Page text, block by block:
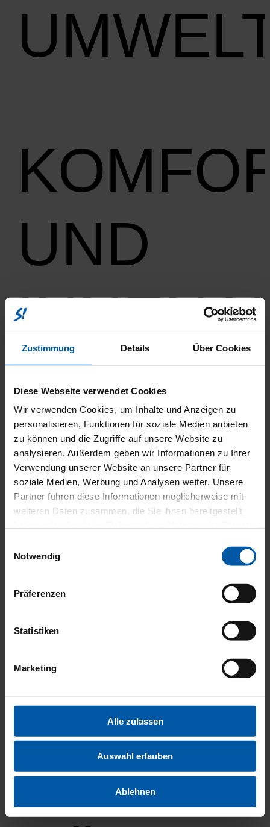
Zustimmung Details Über Cookies
Diese Webseite verwendet Cookies
Wir verwenden Cookies, um Inhalte und Anzeigen zu
personalisieren, Funktionen für soziale Medien anbieten
zu können und die Zugriffe auf unsere Website zu
analysieren. Außerdem geben wir Informationen zu Ihrer
Verwendung unserer Website an unsere Partner für
soziale Medien, Werbung und Analysen weiter. Unsere
Partner führen diese Informationen möglicherweise mit
weiteren Daten zusammen, die Sie ihnen bereitgestellt
Notwendig
Präferenzen
Statistiken
Marketing
Alle zulassen
Auswahl erlauben
Ablehnen
UND